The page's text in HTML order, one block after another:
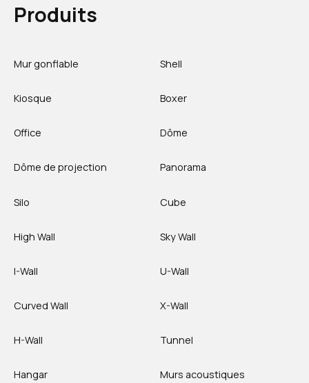
Produits
Mur gonflable Shell
Kiosque Boxer
Office Dôme
Dôme de projection Panorama
Silo Cube
High Wall Sky Wall
I-Wall U-Wall
Curved Wall X-Wall
H-Wall Tunnel
Hangar Murs acoustiques